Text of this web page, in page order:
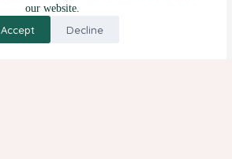
our website.
Accept Decline